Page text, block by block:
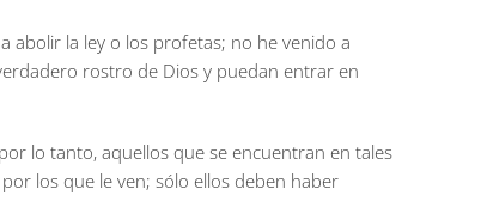
abolir la ley o los profetas; no he venido a
rostro de Dios y puedan entrar en
lo tanto, aquellos que se encuentran en tales
los que le ven; sólo ellos deben haber